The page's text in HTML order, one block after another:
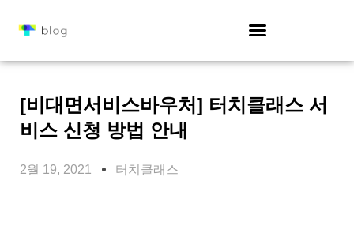
[비대면서비스바우처] 터치클래스 서
비스 신청 방법 안내
2월 19, 2021 터치클래스